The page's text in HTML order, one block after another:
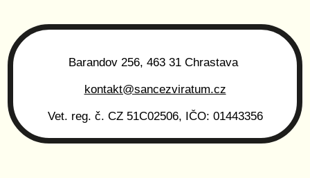
Barandov 256, 463 31 Chrastava
kontakt@sancezviratum.cz
Vet. reg. č. CZ 51C02506, IČO: 01443356